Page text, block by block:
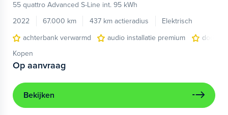
55 quattro Advanced S-Line int. 95 kWh
2022
67.000 km 437 km actieradius
Elektrisch
achterbank verwarmd
audio installatie premium
Kopen
Op aanvraag
Bekijken